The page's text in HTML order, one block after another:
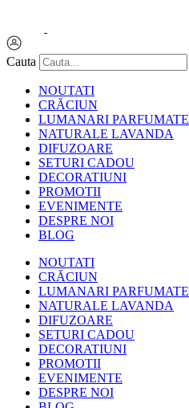
conținut
Cauta
NOUTATI
CRĂCIUN
LUMANARI PARFUMATE
NATURALE LAVANDA
DIFUZOARE
SETURI CADOU
DECORATIUNI
PROMOTII
EVENIMENTE
DESPRE NOI
BLOG
NOUTATI
CRĂCIUN
LUMANARI PARFUMATE
NATURALE LAVANDA
DIFUZOARE
SETURI CADOU
DECORATIUNI
PROMOTII
EVENIMENTE
DESPRE NOI